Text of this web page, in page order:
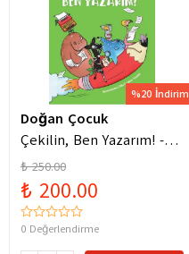
%20 İndirim
Doğan Çocuk
Çekilin, Ben Yazarım! -
Anıl Basılı
₺ 250.00
₺ 200.00
0 Değerlendirme